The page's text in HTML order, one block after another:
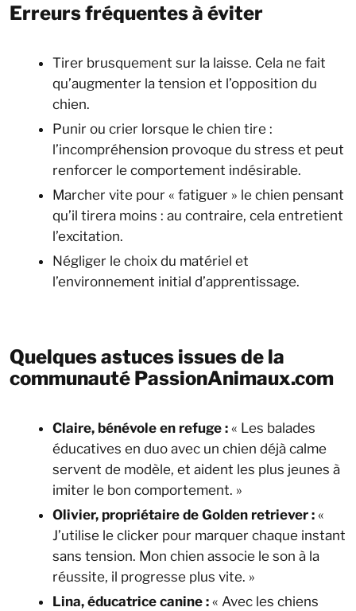
Erreurs fréquentes à éviter
Tirer brusquement sur la laisse. Cela ne fait
qu’augmenter la tension et l’opposition du
chien.
Punir ou crier lorsque le chien tire :
l’incompréhension provoque du stress et peut
renforcer le comportement indésirable.
Marcher vite pour « fatiguer » le chien pensant
qu’il tirera moins : au contraire, cela entretient
l’excitation.
Négliger le choix du matériel et
l’environnement initial d’apprentissage.
Quelques astuces issues de la
communauté PassionAnimaux.com
Claire, bénévole en refuge : « Les balades
éducatives en duo avec un chien déjà calme
servent de modèle, et aident les plus jeunes à
imiter le bon comportement. »
Olivier, propriétaire de Golden retriever : «
J’utilise le clicker pour marquer chaque instant
sans tension. Mon chien associe le son à la
réussite, il progresse plus vite. »
Lina, éducatrice canine : « Avec les chiens